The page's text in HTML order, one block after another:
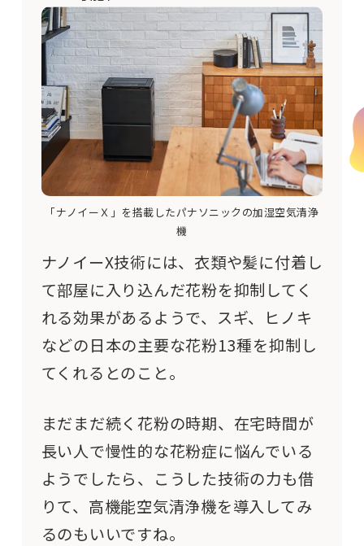
「ナノイーＸ」を搭載したパナソニックの加湿空気清浄
機
ナノイーX技術には、衣類や髪に付着し
て部屋に入り込んだ花粉を抑制してく
れる効果があるようで、スギ、ヒノキ
などの日本の主要な花粉13種を抑制し
てくれるとのこと。
まだまだ続く花粉の時期、在宅時間が
長い人で慢性的な花粉症に悩んでいる
ようでしたら、こうした技術の力も借
りて、高機能空気清浄機を導入してみ
るのもいいですね。